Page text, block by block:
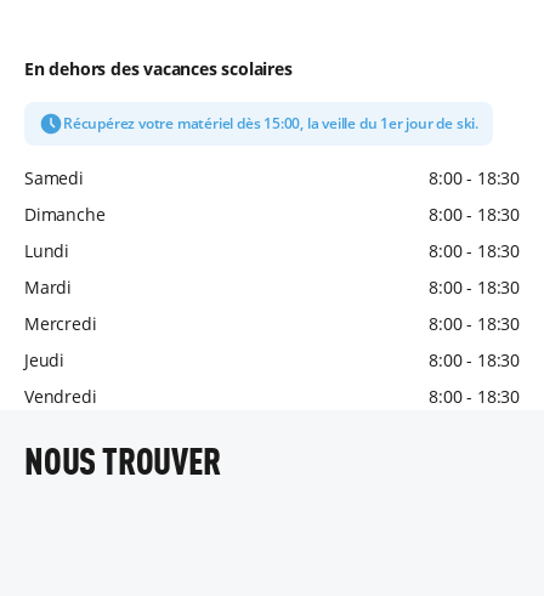
En dehors des vacances scolaires
Récupérez votre matériel dès 15:00, la veille du 1er jour de ski.
Samedi
8:00 - 18:30
Dimanche
8:00 - 18:30
Lundi
8:00 - 18:30
Mardi
8:00 - 18:30
Mercredi
8:00 - 18:30
Jeudi
8:00 - 18:30
Vendredi
8:00 - 18:30
NOUS TROUVER